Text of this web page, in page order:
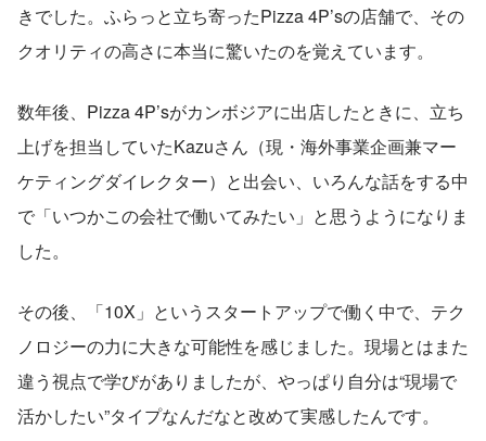
きでした。ふらっと立ち寄ったPizza 4P’sの店舗で、その
クオリティの高さに本当に驚いたのを覚えています。
数年後、Pizza 4P’sがカンボジアに出店したときに、立ち
上げを担当していたKazuさん（現・海外事業企画兼マー
ケティングダイレクター）と出会い、いろんな話をする中
で「いつかこの会社で働いてみたい」と思うようになりま
した。
その後、「10X」というスタートアップで働く中で、テク
ノロジーの力に大きな可能性を感じました。現場とはまた
違う視点で学びがありましたが、やっぱり自分は“現場で
活かしたい”タイプなんだなと改めて実感したんです。